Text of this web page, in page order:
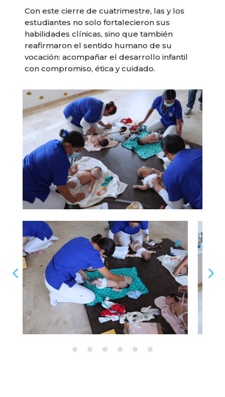
Con este cierre de cuatrimestre, las y los
estudiantes no solo fortalecieron sus
habilidades clínicas, sino que también
reafirmaron el sentido humano de su
vocación: acompañar el desarrollo infantil
con compromiso, ética y cuidado.